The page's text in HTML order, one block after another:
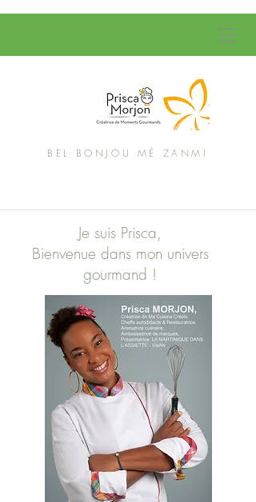
BEL BONJOU MÉ ZANMI
Je suis Prisca,
Bienvenue dans mon univers
gourmand !